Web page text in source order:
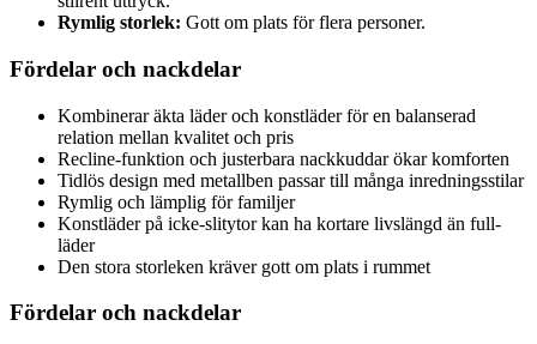
Rymlig storlek: Gott om plats för flera personer.
Fördelar och nackdelar
Kombinerar äkta läder och konstläder för en balanserad
relation mellan kvalitet och pris
Recline-funktion och justerbara nackkuddar ökar komforten
Tidlös design med metallben passar till många inredningsstilar
Rymlig och lämplig för familjer
Konstläder på icke-slitytor kan ha kortare livslängd än full-
läder
Den stora storleken kräver gott om plats i rummet
Fördelar och nackdelar